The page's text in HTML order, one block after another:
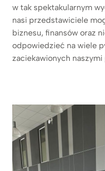
w tak spektakularnym
nasi przedstawiciele
biznesu, finansów oraz
odpowiedzieć na wiele
zaciekawionych